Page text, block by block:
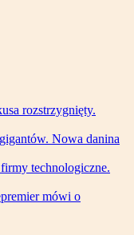
rozstrzygnięty.
Nowa danina
technologiczne.
mówi o